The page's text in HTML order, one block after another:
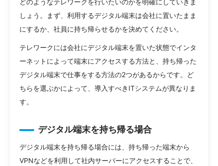
どのようなテレワークを行いたいのかを明確にしていきま
しょう。まず、利用するデジタル端末は会社に置いたまま
にするか、社員に持ち帰らせるかを決めてください。
テレワークには会社にデジタル端末を置いた状態でインタ
ーネットによって端末にアクセスする方法と、持ち帰った
デジタル端末で仕事をする方法の2つがあるからです。ど
ちらを選ぶかによって、導入すべきITシステムが異なりま
す。
デジタル端末を持ち帰る場合
デジタル端末を持ち帰る場合には、持ち帰った端末から
VPNなどを利用して社内サーバーにアクセスすることで、